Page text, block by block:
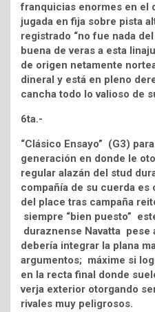
franquicias enormes en el
jugada en fija sobre pista
registrado “no fue nada
buena de veras a esta
de origen netamente
dineral y está en pleno
cancha todo lo valioso de
6ta.-
“Clásico Ensayo” (G3)
generación en donde le
regular alazán del stud
compañía de su cuerda es
del place tras campaña
siempre “bien puesto”
duraznense Navatta pese
debería integrar la plana
argumentos; máxime si
en la recta final donde
verja exterior otorgando
rivales muy peligrosos.